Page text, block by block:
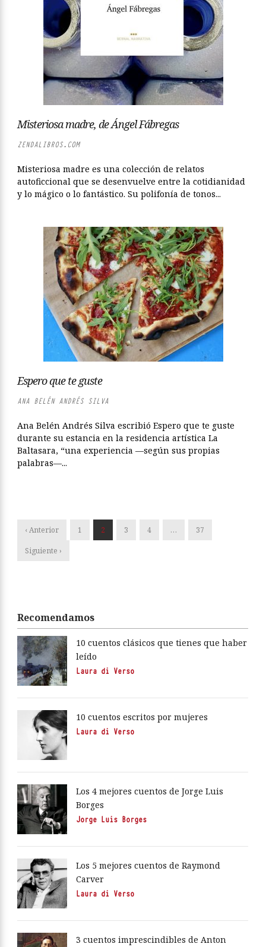
Misteriosa madre, de Ángel Fábregas
ZENDALIBROS.COM
Misteriosa madre es una colección de relatos
autoficcional que se desenvuelve entre la cotidianidad
y lo mágico o lo fantástico. Su polifonía de tonos...
Espero que te guste
ANA BELÉN ANDRÉS SILVA
Ana Belén Andrés Silva escribió Espero que te guste
durante su estancia en la residencia artística La
Baltasara, “una experiencia —según sus propias
palabras—...
‹ Anterior 1 2 3 4 … 37
Siguiente ›
Recomendamos
10 cuentos clásicos que tienes que haber
leído
Laura di Verso
10 cuentos escritos por mujeres
Laura di Verso
Los 4 mejores cuentos de Jorge Luis
Borges
Jorge Luis Borges
Los 5 mejores cuentos de Raymond
Carver
Laura di Verso
3 cuentos imprescindibles de Anton